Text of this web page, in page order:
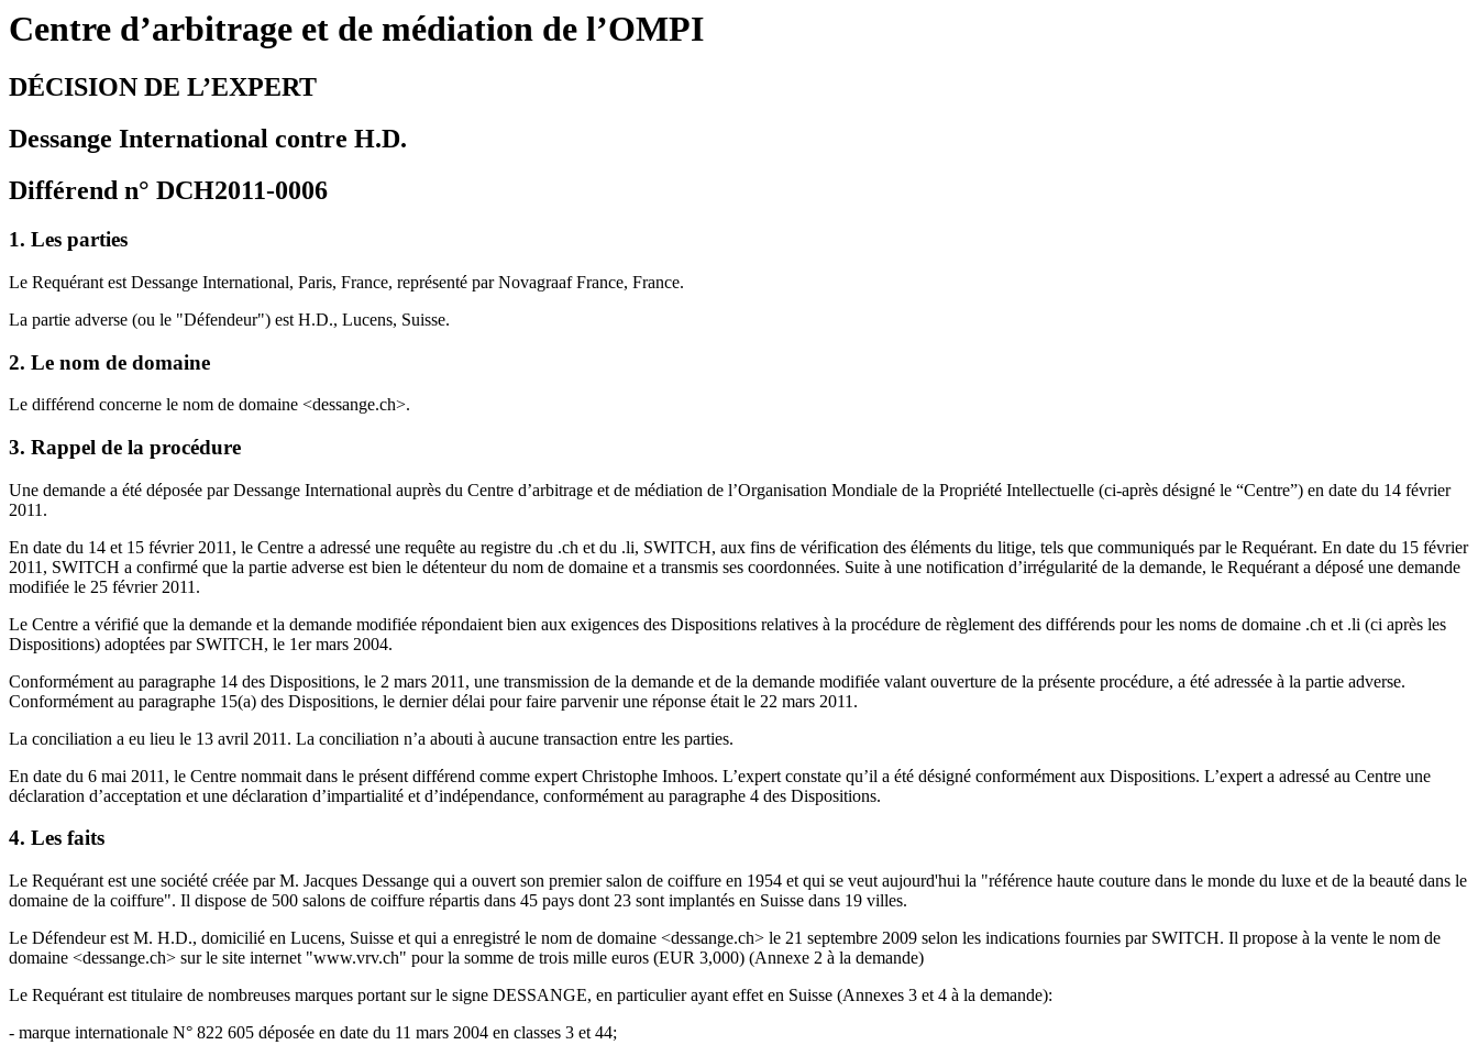
Centre d’arbitrage et de médiation de l’OMPI
DÉCISION DE L’EXPERT
Dessange International contre H.D.
Différend n° DCH2011-0006
1. Les parties
Le Requérant est Dessange International, Paris, France, représenté par Novagraaf France, France.
La partie adverse (ou le "Défendeur") est H.D., Lucens, Suisse.
2. Le nom de domaine
Le différend concerne le nom de domaine <dessange.ch>.
3. Rappel de la procédure
Une demande a été déposée par Dessange International auprès du Centre d’arbitrage et de médiation de l’Organisation Mondiale de la Propriété Intellectuelle (ci-après désigné le “Centre”) en date du 14 février
2011.
En date du 14 et 15 février 2011, le Centre a adressé une requête au registre du .ch et du .li, SWITCH, aux fins de vérification des éléments du litige, tels que communiqués par le Requérant. En date du 15 février
2011, SWITCH a confirmé que la partie adverse est bien le détenteur du nom de domaine et a transmis ses coordonnées. Suite à une notification d’irrégularité de la demande, le Requérant a déposé une demande
modifiée le 25 février 2011.
Le Centre a vérifié que la demande et la demande modifiée répondaient bien aux exigences des Dispositions relatives à la procédure de règlement des différends pour les noms de domaine .ch et .li (ci après les
Dispositions) adoptées par SWITCH, le 1er mars 2004.
Conformément au paragraphe 14 des Dispositions, le 2 mars 2011, une transmission de la demande et de la demande modifiée valant ouverture de la présente procédure, a été adressée à la partie adverse.
Conformément au paragraphe 15(a) des Dispositions, le dernier délai pour faire parvenir une réponse était le 22 mars 2011.
La conciliation a eu lieu le 13 avril 2011. La conciliation n’a abouti à aucune transaction entre les parties.
En date du 6 mai 2011, le Centre nommait dans le présent différend comme expert Christophe Imhoos. L’expert constate qu’il a été désigné conformément aux Dispositions. L’expert a adressé au Centre une
déclaration d’acceptation et une déclaration d’impartialité et d’indépendance, conformément au paragraphe 4 des Dispositions.
4. Les faits
Le Requérant est une société créée par M. Jacques Dessange qui a ouvert son premier salon de coiffure en 1954 et qui se veut aujourd'hui la "référence haute couture dans le monde du luxe et de la beauté dans le
domaine de la coiffure". Il dispose de 500 salons de coiffure répartis dans 45 pays dont 23 sont implantés en Suisse dans 19 villes.
Le Défendeur est M. H.D., domicilié en Lucens, Suisse et qui a enregistré le nom de domaine <dessange.ch> le 21 septembre 2009 selon les indications fournies par SWITCH. Il propose à la vente le nom de
domaine <dessange.ch> sur le site internet "www.vrv.ch" pour la somme de trois mille euros (EUR 3,000) (Annexe 2 à la demande)
Le Requérant est titulaire de nombreuses marques portant sur le signe DESSANGE, en particulier ayant effet en Suisse (Annexes 3 et 4 à la demande):
- marque internationale N° 822 605 déposée en date du 11 mars 2004 en classes 3 et 44;